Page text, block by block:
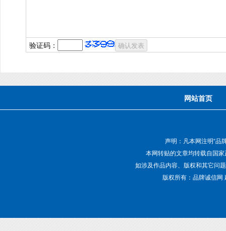
验证码：
网站首页
声明：凡本网注明“品
本网转贴的文章均转载自国
如涉及作品内容、版权和其它问
版权所有：品牌诚信